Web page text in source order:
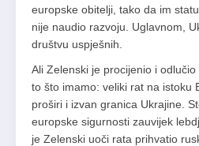
europske obitelji, tako da im
nije naudio razvoju. Uglavnom,
društvu uspješnih.
Ali Zelenski je procijenio i
to što imamo: veliki rat na istoku
proširi i izvan granica Ukrajine.
europske sigurnosti zauvijek
je Zelenski uoči rata prihvatio